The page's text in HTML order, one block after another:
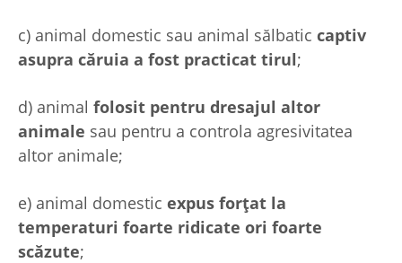
c) animal domestic sau animal sălbatic captiv
asupra căruia a fost practicat tirul;
d) animal folosit pentru dresajul altor
animale sau pentru a controla agresivitatea
altor animale;
e) animal domestic expus forțat la
temperaturi foarte ridicate ori foarte
scăzute;